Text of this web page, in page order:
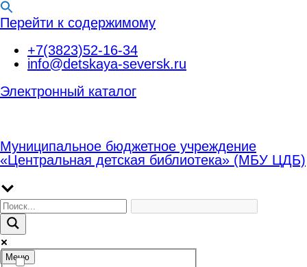
Перейти к содержимому
+7(3823)52-16-34
info@detskaya-seversk.ru
Электронный каталог
Муниципальное бюджетное учреждение
«Центральная детская библиотека» (МБУ ЦДБ)
Меню